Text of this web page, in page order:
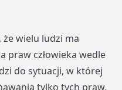
wielu ludzi ma
praw człowieka wedle
do sytuacji, w której
tylko tych praw,